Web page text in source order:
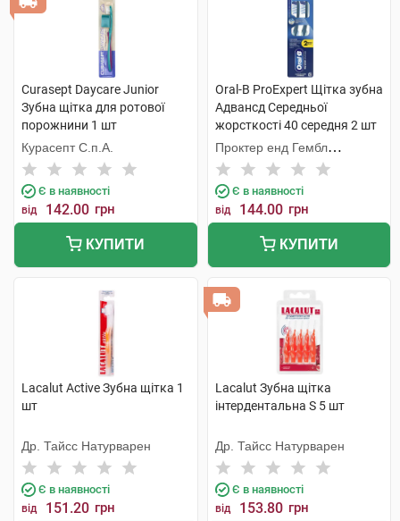
Curasept Daycare Junior
Зубна щітка для ротової
порожнини 1 шт
Курасепт С.п.А.
Є в наявності
від 142.00 грн
КУПИТИ
Oral-B ProExpert Щiтка зубна
Адвансд Середньої
жорсткості 40 середня 2 шт
Проктер енд Гембл
Меньюфекчурінг
Є в наявності
від 144.00 грн
КУПИТИ
Lacalut Active Зубна щітка 1
шт
Др. Тайсс Натурварен
Є в наявності
від 151.20 грн
Lacalut Зубна щітка
інтердентальна S 5 шт
Др. Тайсс Натурварен
Є в наявності
від 153.80 грн